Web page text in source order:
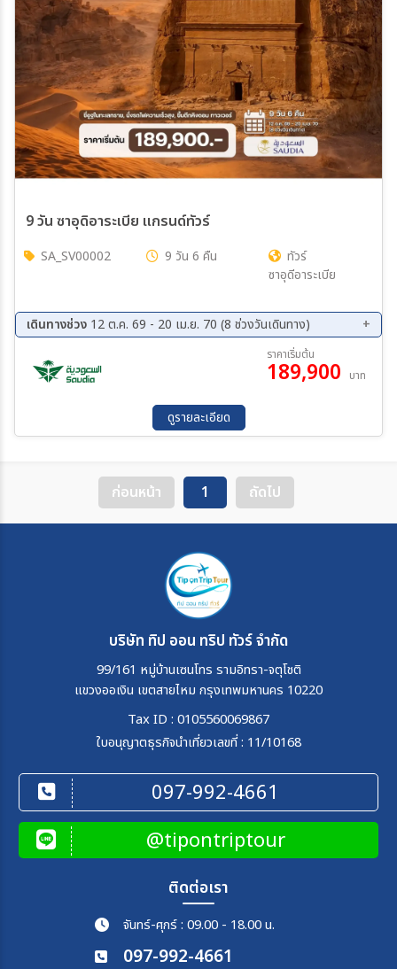
9 วัน ซาอุดิอาระเบีย แกรนด์ทัวร์
SA_SV00002 9 วัน 6 คืน
ทัวร์
ซาอุดีอาระเบีย
เดินทางช่วง 12 ต.ค. 69 - 20 เม.ย. 70 (8 ช่วงวันเดินทาง)
19 ต.ค. 69 - 27 ต.ค. 69
30 พ.ย. 69 - 08 ธ.ค. 69
28 ธ.ค. 69 - 05 ม.ค. 70
18 ม.ค. 70 - 26 ม.ค. 70
15 ก.พ. 70 - 23 ก.พ. 70
12 เม.ย. 70 - 20 เม.ย. 70
ราคาเริ่มต้น
189,900 บาท
ดูรายละเอียด
ก่อนหน้า 1 ถัดไป
บริษัท ทิป ออน ทริป ทัวร์ จำกัด
99/161 หมู่บ้านเซนโทร รามอิทรา-จตุโชติ
แขวงออเงิน เขตสายไหม กรุงเทพมหานคร 10220
Tax ID : 0105560069867
ใบอนุญาตธุรกิจนำเที่ยวเลขที่ : 11/10168
097-992-4661
@tipontriptour
ติดต่อเรา
จันทร์-ศุกร์ : 09.00 - 18.00 น.
097-992-4661